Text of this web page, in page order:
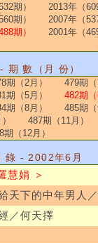
期）
2013年（
期）
2007年（
期）
2001年（
期 數（月 份）
期（2月）
479期（
期（5月）
482期（
期（8月）
485期（
487期（11月）
期（12月）
錄 - 2002年6月
慧娟 ＞
天下的中年男人
／何天擇